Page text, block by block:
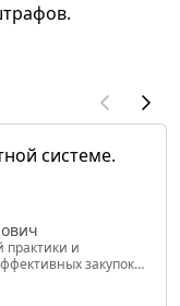
системе.
практики и
закупок